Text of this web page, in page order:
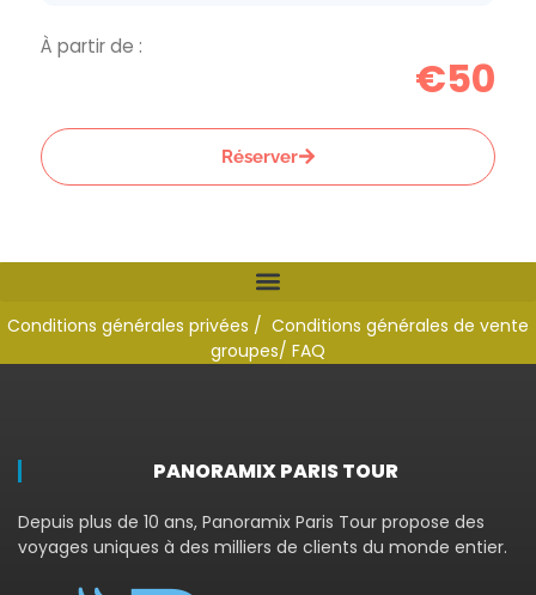
À partir de :
€50
Réserver
Conditions générales privées / Conditions générales de vente
groupes/ FAQ
PANORAMIX PARIS TOUR
Depuis plus de 10 ans, Panoramix Paris Tour propose des
voyages uniques à des milliers de clients du monde entier.